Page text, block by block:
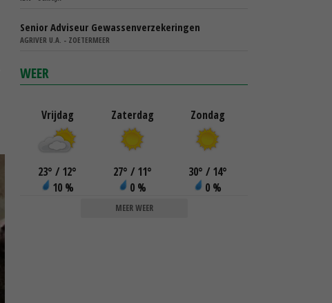
Senior Adviseur Gewassenverzekeringen
AGRIVER U.A. - ZOETERMEER
WEER
Vrijdag
23° / 12°
10 %
Zaterdag
27° / 11°
0 %
Zondag
30° / 14°
0 %
MEER WEER